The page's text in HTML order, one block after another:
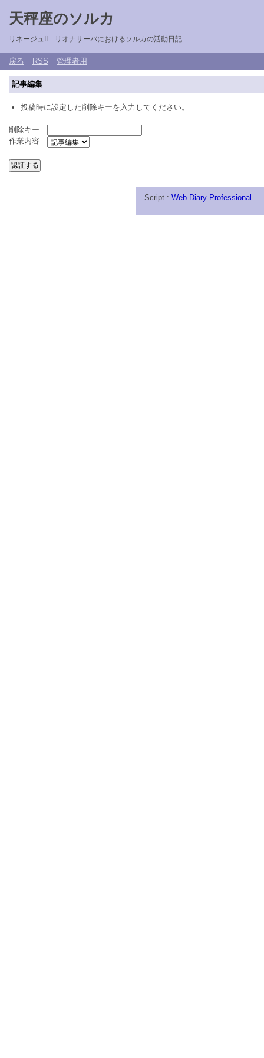
天秤座のソルカ
リネージュII リオナサーバにおけるソルカの活動日記
戻る RSS 管理者用
記事編集
投稿時に設定した削除キーを入力してください。
削除キー
作業内容
Script : Web Diary Professional